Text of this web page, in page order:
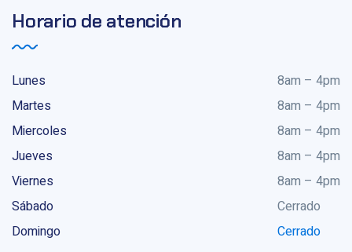
Horario de atención
Lunes
8am – 4pm
Martes
8am – 4pm
Miercoles
8am – 4pm
Jueves
8am – 4pm
Viernes
8am – 4pm
Sábado
Cerrado
Domingo
Cerrado